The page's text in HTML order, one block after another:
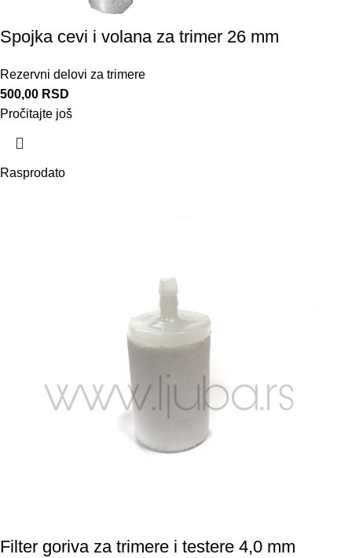
Spojka cevi i volana za trimer 26 mm
Rezervni delovi za trimere
500,00 RSD
Pročitajte još
Rasprodato
Filter goriva za trimere i testere 4,0 mm